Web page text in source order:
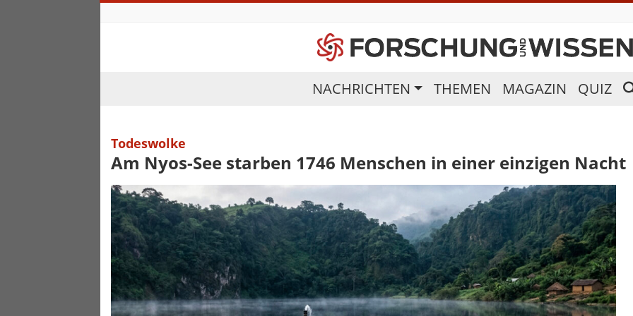
NACHRICHTEN THEMEN MAGAZIN QUIZ
Todeswolke
Am Nyos-See starben 1746 Menschen in einer einzigen Nacht